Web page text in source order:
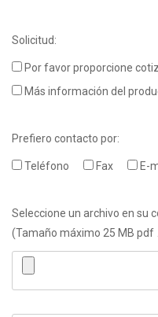
Solicitud:
Por favor proporcione
Más información del
Prefiero contacto por:
Teléfono Fax E-
Seleccione un archivo en su
(Tamaño máximo 25 MB pdf